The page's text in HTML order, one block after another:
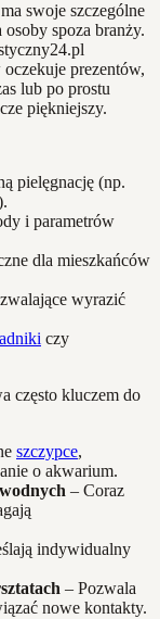
swoje szczególne
spoza branży.
prezentów,
lub po prostu
piękniejszy.
pielęgnację (np.
i parametrów
dla mieszkańców
wyrazić
czy
często kluczem do
szczypce,
o akwarium.
– Coraz
indywidualny
– Pozwala
nowe kontakty.